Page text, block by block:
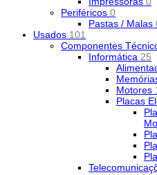
Periféricos 0
Pastas / Malas
Usados 101
Componentes
Informática 25
Motores
Placas